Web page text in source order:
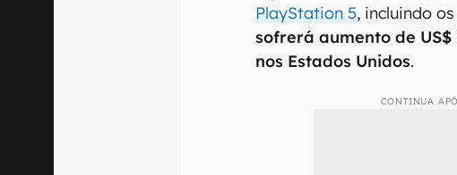
PlayStation 5, incluindo
sofrerá aumento de
nos Estados Unidos.
CONTINUA